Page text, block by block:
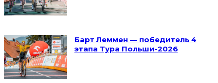
Барт Леммен — победитель 4
этапа Тура Польши-2026